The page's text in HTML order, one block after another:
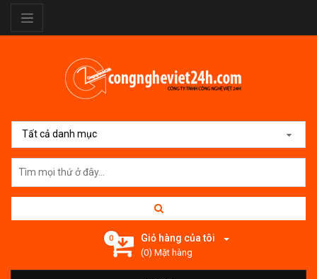
Tất cả danh mục
0 Giỏ hàng của tôi
(0) Mặt hàng